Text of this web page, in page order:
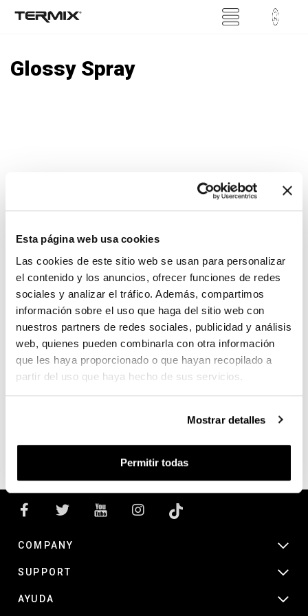
Esta página web usa cookies
Las cookies de este sitio web se usan para personalizar
el contenido y los anuncios, ofrecer funciones de redes
sociales y analizar el tráfico. Además, compartimos
información sobre el uso que haga del sitio web con
nuestros partners de redes sociales, publicidad y análisis
web, quienes pueden combinarla con otra información
que les haya proporcionado o que hayan recopilado a
partir del uso que haya hecho de sus servicios.
Mostrar detalles
Permitir todas
Glossy Spray
There are no products in
this category
Search what you are looking for
Search
COMPANY
SUPPORT
AYUDA